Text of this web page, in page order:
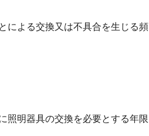
による交換又は不具合を生じる頻
照明器具の交換を必要とする年限